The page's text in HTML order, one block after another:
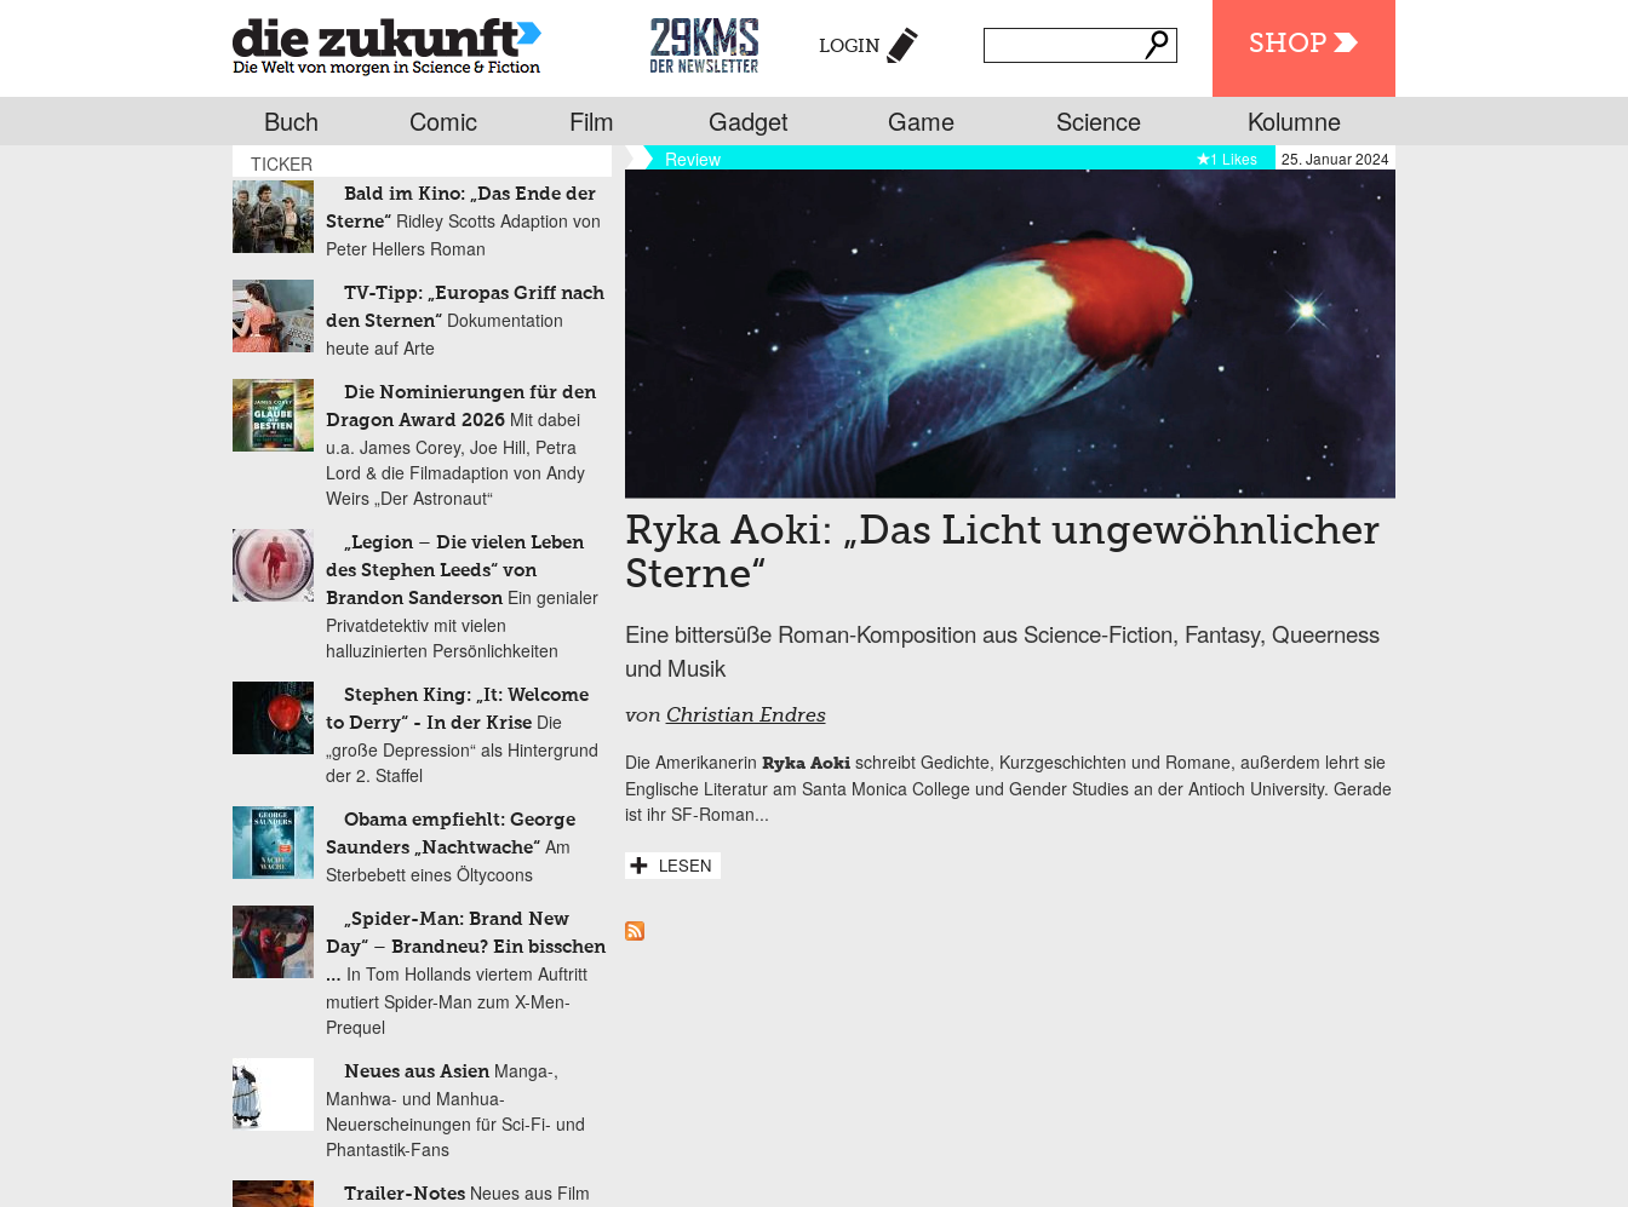
SHOP
LOGIN
Buch Comic Film Gadget Game Science Kolumne
Review 25. Januar 2024
1 Likes
Ryka Aoki: „Das Licht ungewöhnlicher
Sterne“
Eine bittersüße Roman-Komposition aus Science-Fiction, Fantasy, Queerness
und Musik
von Christian Endres
Die Amerikanerin Ryka Aokischreibt Gedichte, Kurzgeschichten und Romane, außerdem lehrt sie
Englische Literatur am Santa Monica College und Gender Studies an der Antioch University. Gerade
ist ihr SF-Roman...
LESEN
TICKER
Bald im Kino: „Das Ende der
Sterne“ Ridley Scotts Adaption von
Peter Hellers Roman
TV-Tipp: „Europas Griff nach
den Sternen“ Dokumentation
heute auf Arte
Die Nominierungen für den
Dragon Award 2026 Mit dabei
u.a. James Corey, Joe Hill, Petra
Lord & die Filmadaption von Andy
Weirs „Der Astronaut“
„Legion – Die vielen Leben
des Stephen Leeds“ von
Brandon Sanderson Ein genialer
Privatdetektiv mit vielen
halluzinierten Persönlichkeiten
Stephen King: „It: Welcome
to Derry“ - In der Krise Die
„große Depression“ als Hintergrund
der 2. Staffel
Obama empfiehlt: George
Saunders „Nachtwache“ Am
Sterbebett eines Öltycoons
„Spider-Man: Brand New
Day“ – Brandneu? Ein bisschen
… In Tom Hollands viertem Auftritt
mutiert Spider-Man zum X-Men-
Prequel
Neues aus Asien Manga-,
Manhwa- und Manhua-
Neuerscheinungen für Sci-Fi- und
Phantastik-Fans
Trailer-Notes Neues aus Film